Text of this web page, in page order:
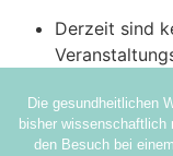
Derzeit sind
Die gesundheitlichen
bisher wissenschaftlich
den Besuch bei